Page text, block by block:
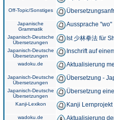
Off-Topic/Sonstiges
Japanische
Grammatik
Aussprache "wo"
Japanisch-Deutsche
Übersetzungen
Ist 少林拳法 für
Japanisch-Deutsche
Übersetzungen
Inschrift auf
wadoku.de Aktualisierung
Japanisch-Deutsche
Übersetzungen
Übersetzung -
Japanisch-Deutsche
Übersetzungen
Übersetzung
Kanji-Lexikon Kanji
wadoku.de Aktualisierung